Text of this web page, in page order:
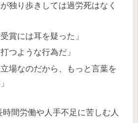
が独り歩きしては過労死はなく
賞には耳を疑った」
つような行為だ」
立場なのだから、もっと言葉を
間労働や人手不足に苦しむ人